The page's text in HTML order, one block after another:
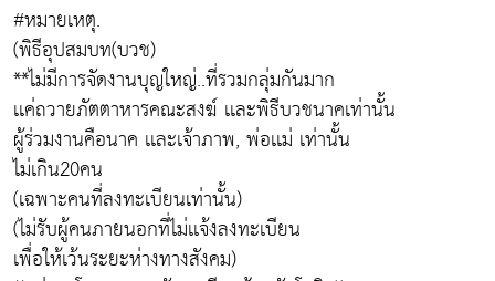
#หมายเหตุ.
(พิธีอุปสมบท(บวช)
**ไม่มีการจัดงานบุญใหญ่..ที่รวมกลุ่มกันมาก
เเค่ถวายภัตตาหารคณะสงฆ์ เเละพิธีบวชนาคเท่านั้น
ผู้ร่วมงานคือนาค เเละเจ้าภาพ, พ่อเเม่ เท่านั้น
ไม่เกิน20คน
(เฉพาะคนที่ลงทะเบียนเท่านั้น)
(ไม่รับผู้คนภายนอกที่ไม่เเจ้งลงทะเบียน
เพื่อให้เว้นระยะห่างทางสังคม)